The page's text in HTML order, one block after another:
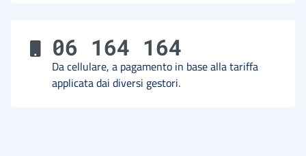
06 164 164
Da cellulare, a pagamento in base alla tariffa
applicata dai diversi gestori.